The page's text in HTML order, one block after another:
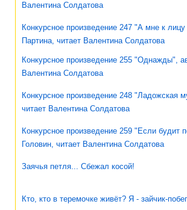
Валентина Солдатова
Конкурсное произведение 247 "А мне к
Партина, читает Валентина Солдатова
Конкурсное произведение 255 "Однажды",
Валентина Солдатова
Конкурсное произведение 248 "Ладожская
читает Валентина Солдатова
Конкурсное произведение 259 "Если будит
Головин, читает Валентина Солдатова
Заячья петля... Сбежал косой!
Кто, кто в теремочке живёт? Я - зайчик-